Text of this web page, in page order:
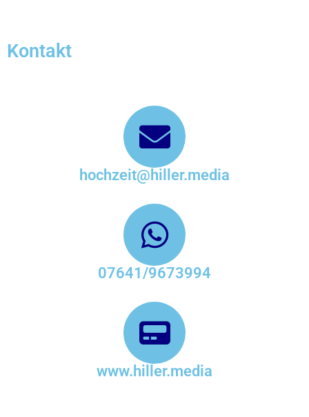
Kontakt
hochzeit@hiller.media
07641/9673994
www.hiller.media